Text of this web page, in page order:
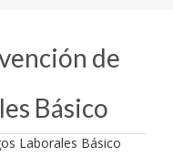
de
Básico